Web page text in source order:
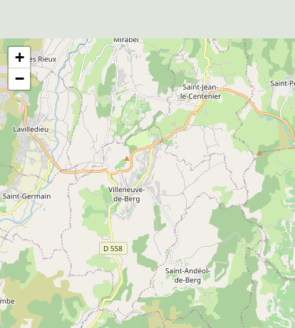
+
−